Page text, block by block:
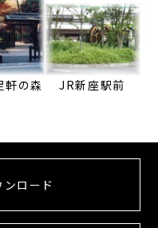
軒の森 JR新座駅前
ロード